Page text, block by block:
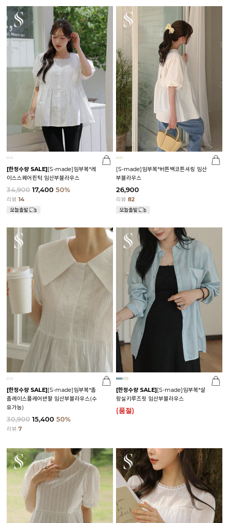
[한정수량 SALE][S-made]임부복*레
이스스퀘어핀턱 임산부블라우스
34,900 17,400 50%
리뷰 14
[S-made]임부복*버튼백코튼셔링 임산
부블라우스
26,900
리뷰 82
[한정수량 SALE][S-made]임부복*촘
촘레이스플레어반팔 임산부블라우스(수
유가능)
30,900 15,400 50%
리뷰 7
[한정수량 SALE][S-made]임부복*살
랑실키루즈핏 임산부블라우스
(품절)